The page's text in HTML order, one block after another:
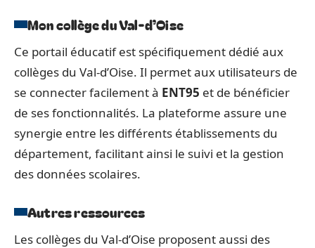
Mon collège du Val-d’Oise
Ce portail éducatif est spécifiquement dédié aux
collèges du Val-d’Oise. Il permet aux utilisateurs de
se connecter facilement à ENT95 et de bénéficier
de ses fonctionnalités. La plateforme assure une
synergie entre les différents établissements du
département, facilitant ainsi le suivi et la gestion
des données scolaires.
Autres ressources
Les collèges du Val-d’Oise proposent aussi des